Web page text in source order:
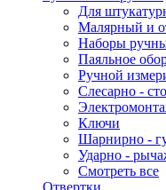
Для
Малярный и
Наборы
Паяльное
Ручной
Слесарно -
Ключи
Шарнирно -
Ударно -
Смотреть все
Отвертки